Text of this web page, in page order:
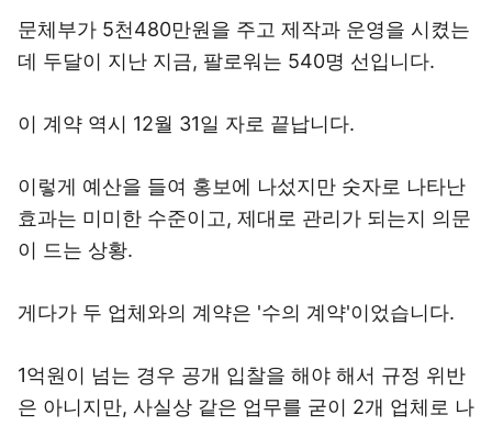
문체부가 5천480만원을 주고 제작과 운영을 시켰는
데 두달이 지난 지금, 팔로워는 540명 선입니다.
이 계약 역시 12월 31일 자로 끝납니다.
이렇게 예산을 들여 홍보에 나섰지만 숫자로 나타난
효과는 미미한 수준이고, 제대로 관리가 되는지 의문
이 드는 상황.
게다가 두 업체와의 계약은 '수의 계약'이었습니다.
1억원이 넘는 경우 공개 입찰을 해야 해서 규정 위반
은 아니지만, 사실상 같은 업무를 굳이 2개 업체로 나